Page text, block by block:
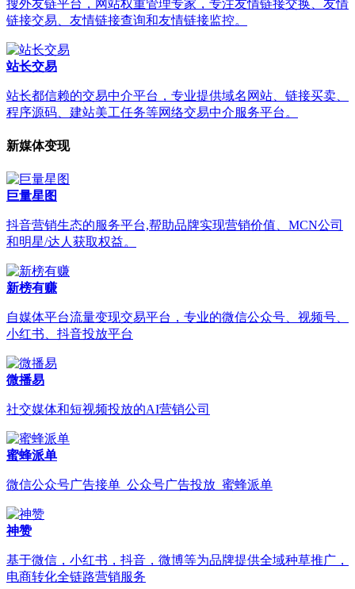
搜外友链平台，网站权重管理专家，专注友情链接交换、友情
链接交易、友情链接查询和友情链接监控。
站长交易
站长都信赖的交易中介平台，专业提供域名网站、链接买卖、
程序源码、建站美工任务等网络交易中介服务平台。
新媒体变现
巨量星图
抖音营销生态的服务平台,帮助品牌实现营销价值、MCN公司
和明星/达人获取权益。
新榜有赚
自媒体平台流量变现交易平台，专业的微信公众号、视频号、
小红书、抖音投放平台
微播易
社交媒体和短视频投放的AI营销公司
蜜蜂派单
微信公众号广告接单_公众号广告投放_蜜蜂派单
神赞
基于微信，小红书，抖音，微博等为品牌提供全域种草推广，
电商转化全链路营销服务